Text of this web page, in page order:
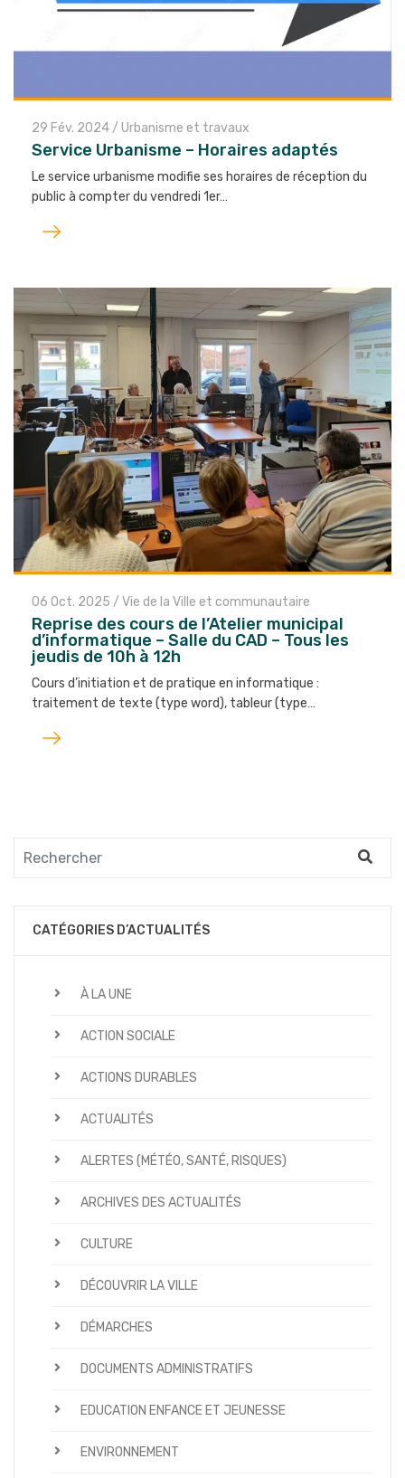
29 Fév. 2024 / Urbanisme et travaux
Service Urbanisme – Horaires adaptés
Le service urbanisme modifie ses horaires de réception du
public à compter du vendredi 1er…
Lire
06 Oct. 2025 / Vie de la Ville et communautaire
Reprise des cours de l’Atelier municipal
d’informatique – Salle du CAD – Tous les
jeudis de 10h à 12h
Cours d’initiation et de pratique en informatique :
traitement de texte (type word), tableur (type…
Lire
l'article
CATÉGORIES D’ACTUALITÉS
À LA UNE
ACTION SOCIALE
ACTIONS DURABLES
ACTUALITÉS
ALERTES (MÉTÉO, SANTÉ, RISQUES)
ARCHIVES DES ACTUALITÉS
CULTURE
DÉCOUVRIR LA VILLE
DÉMARCHES
DOCUMENTS ADMINISTRATIFS
EDUCATION ENFANCE ET JEUNESSE
ENVIRONNEMENT